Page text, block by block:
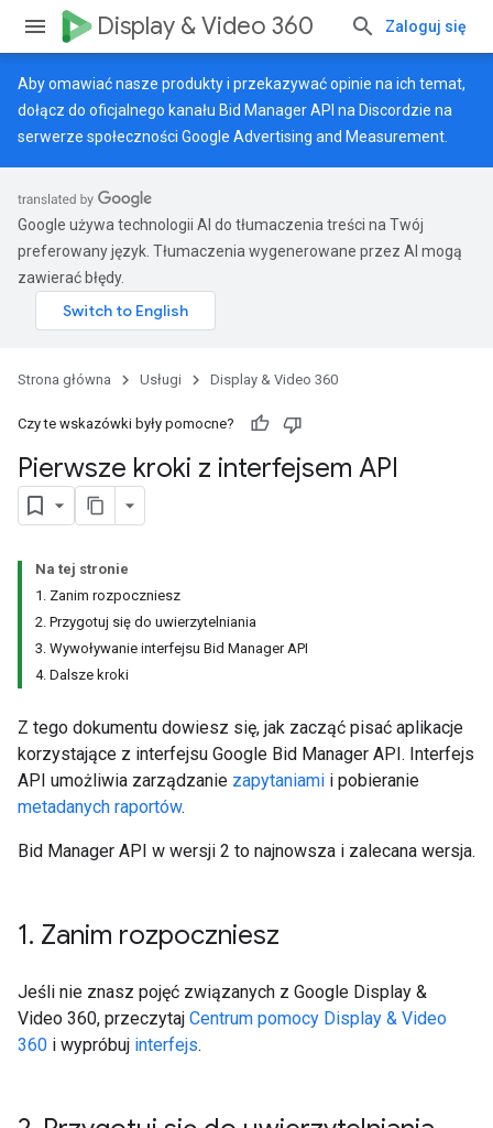
Display & Video 360 Zaloguj się
Aby omawiać nasze produkty i przekazywać opinie na ich temat,
dołącz do oficjalnego kanału Bid Manager API na Discordzie na
serwerze społeczności Google Advertising and Measurement
Google używa technologii AI do tłumaczenia treści na Twój
preferowany język. Tłumaczenia wygenerowane przez AI mogą
zawierać błędy.
Strona główna Usługi Display & Video 360
Czy te wskazówki były pomocne?
Pierwsze kroki z interfejsem API
Na tej stronie
1. Zanim rozpoczniesz
2. Przygotuj się do uwierzytelniania
3. Wywoływanie interfejsu Bid Manager API
4. Dalsze kroki
Z tego dokumentu dowiesz się, jak zacząć pisać aplikacje
korzystające z interfejsu Google Bid Manager API. Interfejs
API umożliwia zarządzanie zapytaniami i pobieranie
metadanych raportów.
Bid Manager API w wersji 2 to najnowsza i zalecana wersja.
1. Zanim rozpoczniesz
Jeśli nie znasz pojęć związanych z Google Display &
Video 360, przeczytaj Centrum pomocy Display & Video
360 i wypróbuj interfejs.